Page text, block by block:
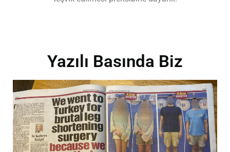
Yazılı Basında Biz